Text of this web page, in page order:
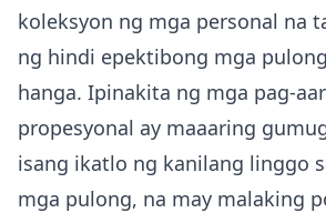
koleksyon ng mga personal na
ng hindi epektibong mga
hanga. Ipinakita ng mga pag-
propesyonal ay maaaring
isang ikatlo ng kanilang linggo
mga pulong, na may malaking